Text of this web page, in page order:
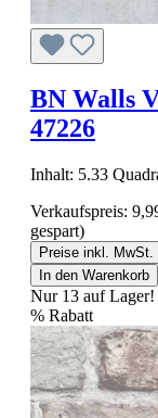
BN Walls
47226
Inhalt: 5.33
Verkaufspreis:
gespart)
Preise inkl.
In den Warenkorb
Nur 13 auf Lager!
% Rabatt